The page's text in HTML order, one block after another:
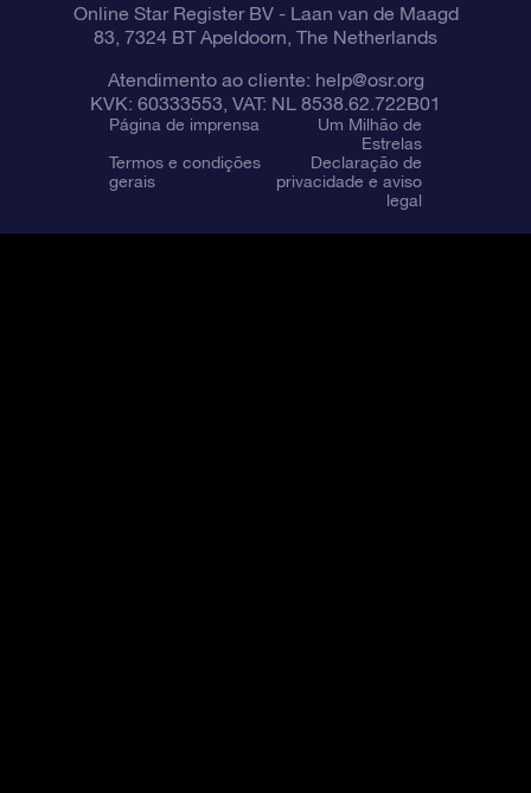
Online Star Register BV- Laan van de Maagd
83, 7324 BT Apeldoorn, The Netherlands
Atendimento ao cliente: help@osr.org
KVK: 60333553, VAT: NL 8538.62.722B01
Página de imprensa
Um Milhão de
Estrelas
Termos e condições
gerais
Declaração de
privacidade e aviso
legal